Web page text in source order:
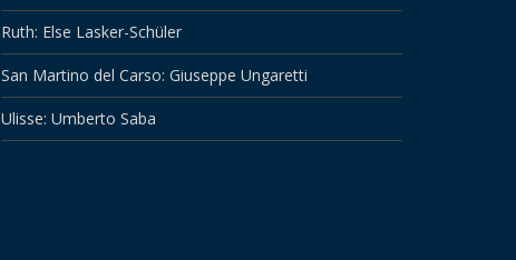
Ruth: Else Lasker-Schüler
San Martino del Carso: Giuseppe Ungaretti
Ulisse: Umberto Saba